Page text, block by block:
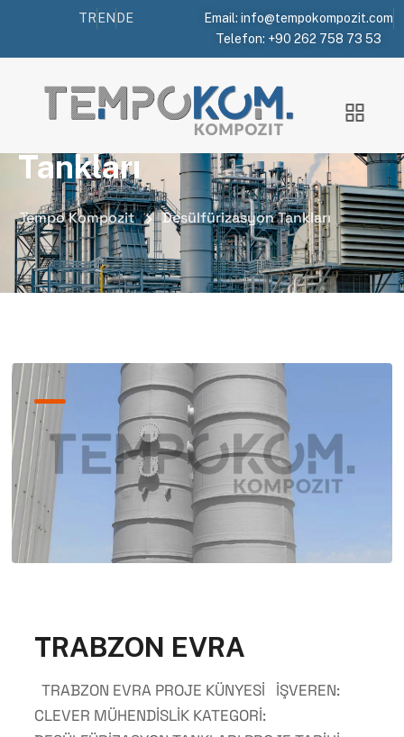
TR EN DE
Email: info@tempokompozit.com
Telefon: +90 262 758 73 53
Portfolio Categories:
Desülfürizasyon
Tankları
Tempo Kompozit Desülfürizasyon Tankları
TRABZON EVRA
TRABZON EVRA PROJE KÜNYESİ İŞVEREN:
CLEVER MÜHENDİSLİK KATEGORİ: